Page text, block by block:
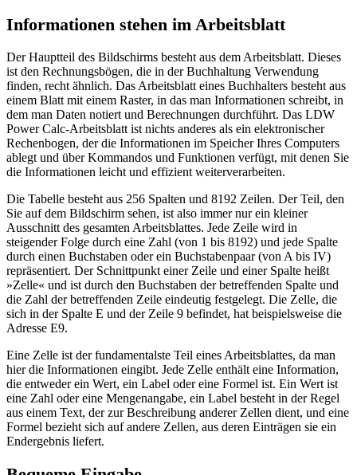
Informationen stehen im Arbeitsblatt
Der Hauptteil des Bildschirms besteht aus dem Arbeitsblatt. Dieses
ist den Rechnungsbögen, die in der Buchhaltung Verwendung
finden, recht ähnlich. Das Arbeitsblatt eines Buchhalters besteht aus
einem Blatt mit einem Raster, in das man Informationen schreibt, in
dem man Daten notiert und Berechnungen durchführt. Das LDW
Power Calc-Arbeitsblatt ist nichts anderes als ein elektronischer
Rechenbogen, der die Informationen im Speicher Ihres Computers
ablegt und über Kommandos und Funktionen verfügt, mit denen Sie
die Informationen leicht und effizient weiterverarbeiten.
Die Tabelle besteht aus 256 Spalten und 8192 Zeilen. Der Teil, den
Sie auf dem Bildschirm sehen, ist also immer nur ein kleiner
Ausschnitt des gesamten Arbeitsblattes. Jede Zeile wird in
steigender Folge durch eine Zahl (von 1 bis 8192) und jede Spalte
durch einen Buchstaben oder ein Buchstabenpaar (von A bis IV)
repräsentiert. Der Schnittpunkt einer Zeile und einer Spalte heißt
»Zelle« und ist durch den Buchstaben der betreffenden Spalte und
die Zahl der betreffenden Zeile eindeutig festgelegt. Die Zelle, die
sich in der Spalte E und der Zeile 9 befindet, hat beispielsweise die
Adresse E9.
Eine Zelle ist der fundamentalste Teil eines Arbeitsblattes, da man
hier die Informationen eingibt. Jede Zelle enthält eine Information,
die entweder ein Wert, ein Label oder eine Formel ist. Ein Wert ist
eine Zahl oder eine Mengenangabe, ein Label besteht in der Regel
aus einem Text, der zur Beschreibung anderer Zellen dient, und eine
Formel bezieht sich auf andere Zellen, aus deren Einträgen sie ein
Endergebnis liefert.